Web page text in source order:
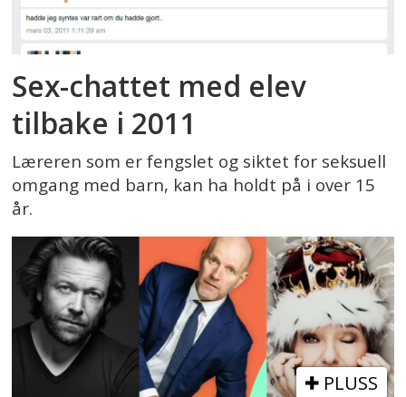
Sex-chattet med elev
tilbake i 2011
Læreren som er fengslet og siktet for seksuell
omgang med barn, kan ha holdt på i over 15
år.
PLUSS